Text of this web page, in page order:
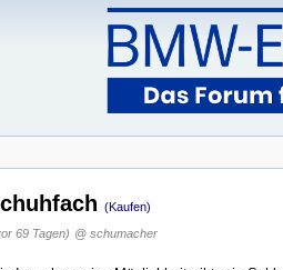
(Kaufen)
69 Tagen) @ schumacher